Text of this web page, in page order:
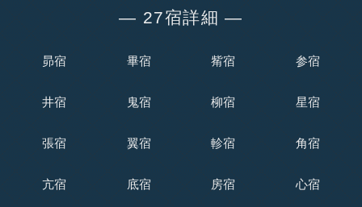
― 27宿詳細 ―
昴宿 畢宿 觜宿 参宿
井宿 鬼宿 柳宿 星宿
張宿 翼宿 軫宿 角宿
亢宿 底宿 房宿 心宿